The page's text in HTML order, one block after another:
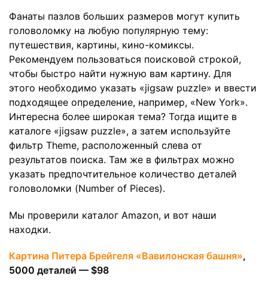
Фанаты пазлов больших размеров могут купить
головоломку на любую популярную тему:
путешествия, картины, кино-комиксы.
Рекомендуем пользоваться поисковой строкой,
чтобы быстро найти нужную вам картину. Для
этого необходимо указать «jigsaw puzzle» и ввести
подходящее определение, например, «New York».
Интересна более широкая тема? Тогда ищите в
каталоге «jigsaw puzzle», а затем используйте
фильтр Theme, расположенный слева от
результатов поиска. Там же в фильтрах можно
указать предпочтительное количество деталей
головоломки (Number of Pieces).
Мы проверили каталог Amazon, и вот наши
находки.
Картина Питера Брейгеля «Вавилонская башня»,
5000 деталей — $98